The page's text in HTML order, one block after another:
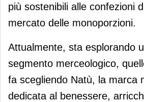
più sostenibili alle confezioni
mercato delle monoporzioni.
Attualmente, sta esplorando
segmento merceologico,
fa scegliendo Natù, la marca
dedicata al benessere,